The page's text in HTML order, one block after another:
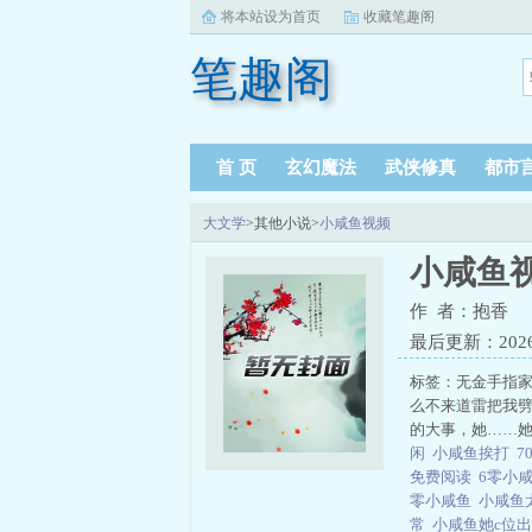
将本站设为首页 收藏笔趣阁
笔趣阁
首 页 玄幻魔法 武侠修真 都市
大文学>其他小说>小咸鱼视频
小咸鱼
作 者：抱香
最后更新：
标签：无金手指
么不来道雷把我
的大事，她……她
闲 小咸鱼挨打
免费阅读 6零小
零小咸鱼 小咸
常 小咸鱼她c位